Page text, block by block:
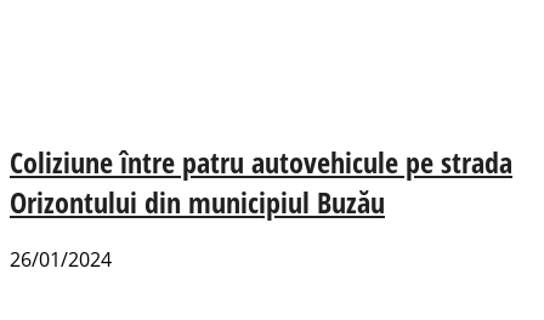
Coliziune între patru autovehicule pe strada
Orizontului din municipiul Buzău
26/01/2024